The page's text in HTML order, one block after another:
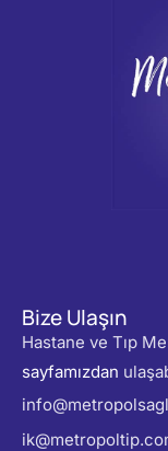
Bize Ulaşın
Hastane ve Tıp
sayfamızdan